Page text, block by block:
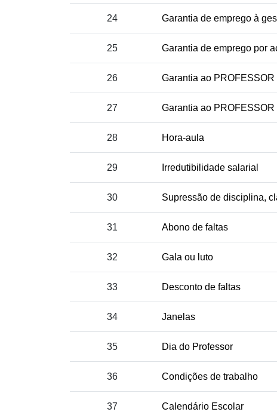
24 Garantia de emprego à
25 Garantia de emprego por
26 Garantia ao
27 Garantia ao
28 Hora-aula
29 Irredutibilidade salarial
30 Supressão de disciplina,
31 Abono de faltas
32 Gala ou luto
33 Desconto de faltas
34 Janelas
35 Dia do Professor
36 Condições de trabalho
37 Calendário Escolar